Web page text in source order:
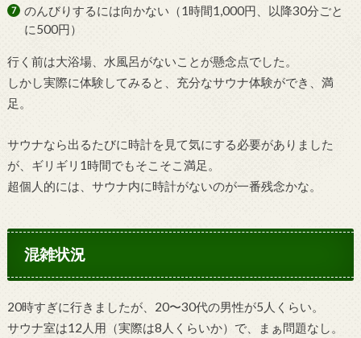
のんびりするには向かない（1時間1,000円、以降30分ごと
に500円）
行く前は大浴場、水風呂がないことが懸念点でした。
しかし実際に体験してみると、充分なサウナ体験ができ、満
足。
サウナなら出るたびに時計を見て気にする必要がありました
が、ギリギリ1時間でもそこそこ満足。
超個人的には、サウナ内に時計がないのが一番残念かな。
混雑状況
20時すぎに行きましたが、20〜30代の男性が5人くらい。
サウナ室は12人用（実際は8人くらいか）で、まぁ問題なし。